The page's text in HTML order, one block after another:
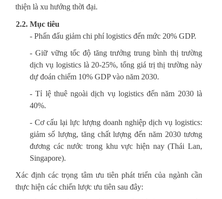
thiện là xu hướng thời đại.
2.2. Mục tiêu
- Phấn đấu giảm chi phí logistics đến mức 20% GDP.
- Giữ vững tốc độ tăng trưởng trung bình thị trường
dịch vụ logistics là 20-25%, tổng giá trị thị trường này
dự đoán chiếm 10% GDP vào năm 2030.
- Tỉ lệ thuê ngoài dịch vụ logistics đến năm 2030 là
40%.
- Cơ cấu lại lực lượng doanh nghiệp dịch vụ logistics:
giảm số lượng, tăng chất lượng đến năm 2030 tương
đương các nước trong khu vực hiện nay (Thái Lan,
Singapore).
Xác định các trọng tâm ưu tiên phát triển của ngành cần
thực hiện các chiến lược ưu tiên sau đây: